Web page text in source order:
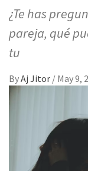
¿Te has
pareja, qué
tu
ByAj Jitor / May 9,